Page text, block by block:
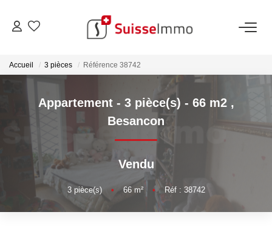
ACHETER
Découvrez Nos Programmes Neufs
Confiez-Nous La Recherche De Votre Bien À L'achat
VENDRE
Estimer Votre Bien En Ligne
Accueil 3 pièces Référence 38742
Appartement - 3 pièce(s) - 66 m2 ,
Besancon
Vendu
3pièce(s) • 66m² • Réf : 38742